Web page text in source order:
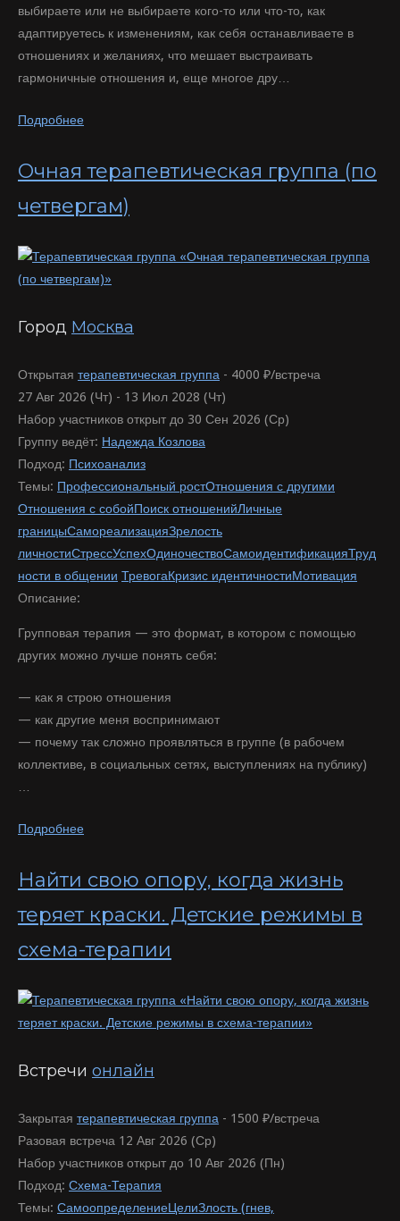
выбираете или не выбираете кого-то или что-то, как
адаптируетесь к изменениям, как себя останавливаете в
отношениях и желаниях, что мешает выстраивать
гармоничные отношения и, еще многое дру…
Подробнее
Очная терапевтическая группа (по
четвергам)
Город Москва
Открытая терапевтическая группа - 4000 ₽/встреча
27 Авг 2026 (Чт) - 13 Июл 2028 (Чт)
Набор участников открыт до 30 Сен 2026 (Ср)
Группу ведёт: Надежда Козлова
Подход: Психоанализ
Темы: Профессиональный ростОтношения с другими
Отношения с собойПоиск отношенийЛичные
границыСамореализацияЗрелость
личностиСтрессУспехОдиночествоСамоидентификацияТруд
ности в общении ТревогаКризис идентичностиМотивация
Описание:
Групповая терапия — это формат, в котором с помощью
других можно лучше понять себя:
— как я строю отношения
— как другие меня воспринимают
— почему так сложно проявляться в группе (в рабочем
коллективе, в социальных сетях, выступлениях на публику)
Подробнее
Найти свою опору, когда жизнь
теряет краски. Детские режимы в
схема-терапии
Встречи онлайн
Закрытая терапевтическая группа - 1500 ₽/встреча
Разовая встреча 12 Авг 2026 (Ср)
Набор участников открыт до 10 Авг 2026 (Пн)
Подход: Схема-Терапия
Темы: СамоопределениеЦелиЗлость (гнев,